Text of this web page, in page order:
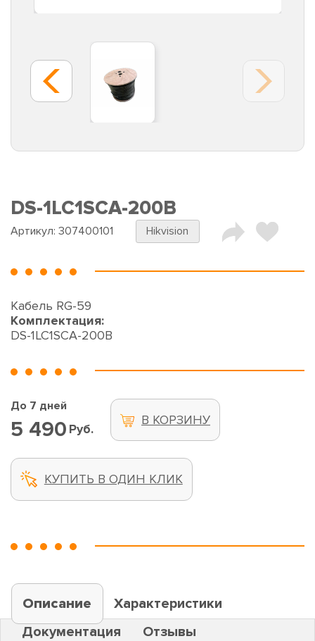
DS-1LC1SCA-200B
Артикул: 307400101 Hikvision
Кабель RG-59
Комплектация:
DS-1LC1SCA-200B
До 7 дней
5 490 Руб.
В КОРЗИНУ
КУПИТЬ В ОДИН КЛИК
Описание
Характеристики
Документация
Отзывы